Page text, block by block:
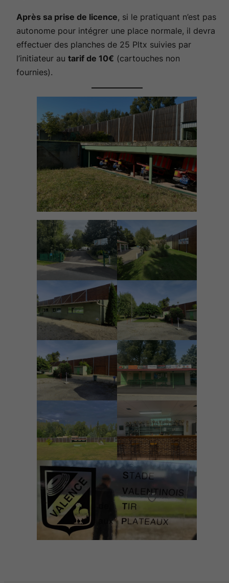
Après sa prise de licence, si le pratiquant n’est pas
autonome pour intégrer une place normale, il devra
effectuer des planches de 25 Pltx suivies par
l’initiateur au tarif de 10€ (cartouches non
fournies).